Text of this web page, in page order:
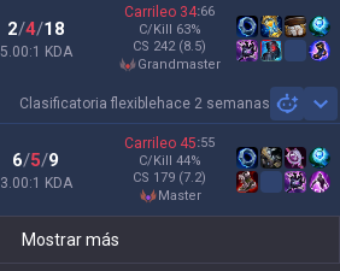
2/4/18
5.00:1 KDA
Carrileo 34:66
C/Kill 63%
CS 242 (8.5)
grandmaster
Clasificatoria flexiblehace 2 semanas
6/5/9
3.00:1 KDA
Carrileo 45:55
C/Kill 44%
CS 179 (7.2)
master
Mostrar más